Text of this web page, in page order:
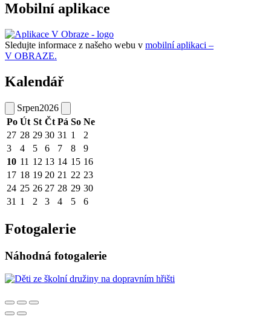
Mobilní aplikace
Sledujte informace z našeho webu v mobilní aplikaci –
V OBRAZE.
Kalendář
Srpen2026
Po Út St Čt Pá So Ne
27 28 29 30 31 1
2
3
4 5 6 7 8
9
10 11 12 13 14 15 16
17 18 19 20 21 22 23
24 25 26 27 28 29 30
31 1 2 3 4 5 6
Fotogalerie
Náhodná fotogalerie